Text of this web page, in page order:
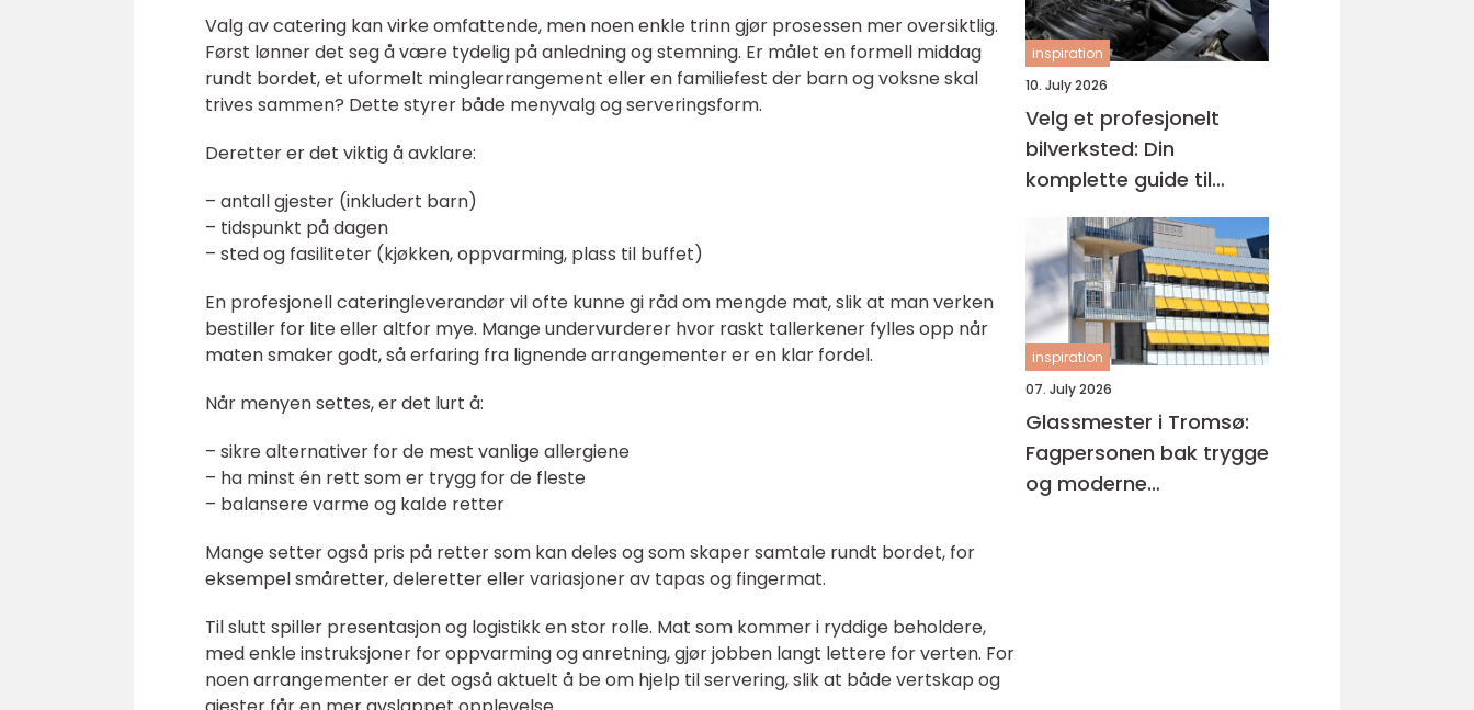
Valg av catering kan virke omfattende, men noen enkle trinn gjør prosessen mer oversiktlig.
Først lønner det seg å være tydelig på anledning og stemning. Er målet en formell middag
rundt bordet, et uformelt minglearrangement eller en familiefest der barn og voksne skal
trives sammen? Dette styrer både menyvalg og serveringsform.
Deretter er det viktig å avklare:
– antall gjester (inkludert barn)
– tidspunkt på dagen
– sted og fasiliteter (kjøkken, oppvarming, plass til buffet)
En profesjonell cateringleverandør vil ofte kunne gi råd om mengde mat, slik at man verken
bestiller for lite eller altfor mye. Mange undervurderer hvor raskt tallerkener fylles opp når
maten smaker godt, så erfaring fra lignende arrangementer er en klar fordel.
Når menyen settes, er det lurt å:
– sikre alternativer for de mest vanlige allergiene
– ha minst én rett som er trygg for de fleste
– balansere varme og kalde retter
Mange setter også pris på retter som kan deles og som skaper samtale rundt bordet, for
eksempel småretter, deleretter eller variasjoner av tapas og fingermat.
Til slutt spiller presentasjon og logistikk en stor rolle. Mat som kommer i ryddige beholdere,
med enkle instruksjoner for oppvarming og anretning, gjør jobben langt lettere for verten. For
noen arrangementer er det også aktuelt å be om hjelp til servering, slik at både vertskap og
inspiration
10. July 2026
Velg et profesjonelt
bilverksted: Din
komplette guide til
service hos godkjent
bilverksted
inspiration
07. July 2026
Glassmester i Tromsø:
Fagpersonen bak trygge
og moderne